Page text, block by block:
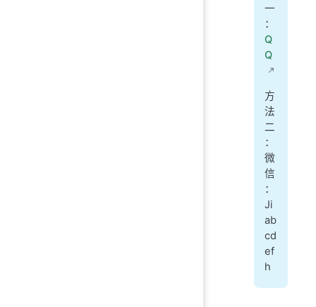
一
：
Q
Q
方
法
二
：
微
信
：
Ji
ab
cd
ef
h